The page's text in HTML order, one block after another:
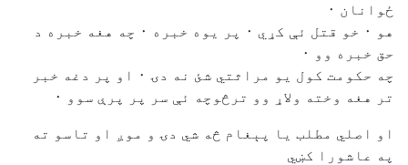
ځوانان ٠
هو ٠ خو قتل ئې کړي ٠ پر يوه خبره ٠ چه هغه خبره د
حق خبره وو ٠
چه حکومت کول يو مراثتي شئ نه دۍ ٠ او پر دغه خبر
تر هغه وخته ولاړ وو ترڅوچه ئې سر پر پرې سوو ٠
او اصلي مطلب يا پېغام څه شي دۍ و موږ او تاسو ته
په عاشورا کښي